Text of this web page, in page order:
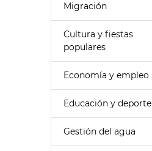
Migración
Cultura y fiestas
populares
Economía y empleo
Educación y deporte
Gestión del agua